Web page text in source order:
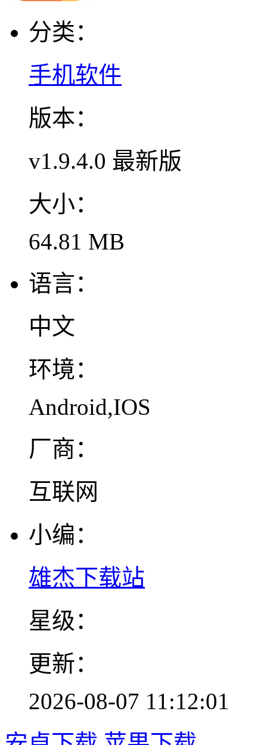
分类：
手机软件
版本：
v1.9.4.0 最新版
大小：
64.81 MB
语言：
中文
环境：
Android,IOS
厂商：
互联网
小编：
雄杰下载站
星级：
更新：
2026-08-07 11:12:01